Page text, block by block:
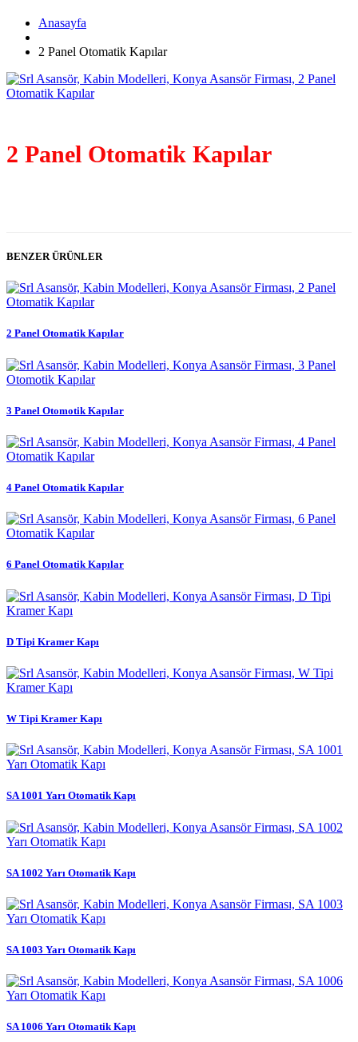
Anasayfa
2 Panel Otomatik Kapılar
2 Panel Otomatik Kapılar
BENZER ÜRÜNLER
2 Panel Otomatik Kapılar
3 Panel Otomotik Kapılar
4 Panel Otomatik Kapılar
6 Panel Otomatik Kapılar
D Tipi Kramer Kapı
W Tipi Kramer Kapı
SA 1001 Yarı Otomatik Kapı
SA 1002 Yarı Otomatik Kapı
SA 1003 Yarı Otomatik Kapı
SA 1006 Yarı Otomatik Kapı